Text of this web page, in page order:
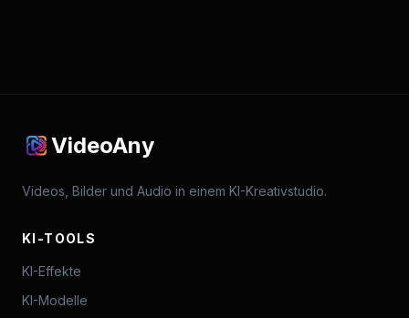
VideoAny
Videos, Bilder und Audio in einem KI-Kreativstudio.
KI-TOOLS
KI-Effekte
KI-Modelle